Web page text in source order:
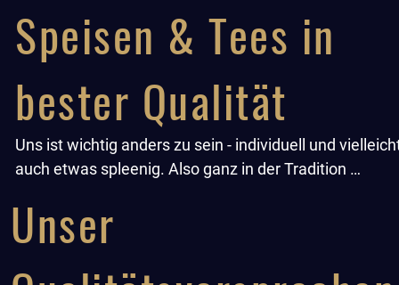
Speisen & Tees in
bester Qualität
Uns ist wichtig anders zu sein - individuell und
auch etwas spleenig. Also ganz in der Tradition
Wir leisten uns eine kleine, aber feine eigene
Unser